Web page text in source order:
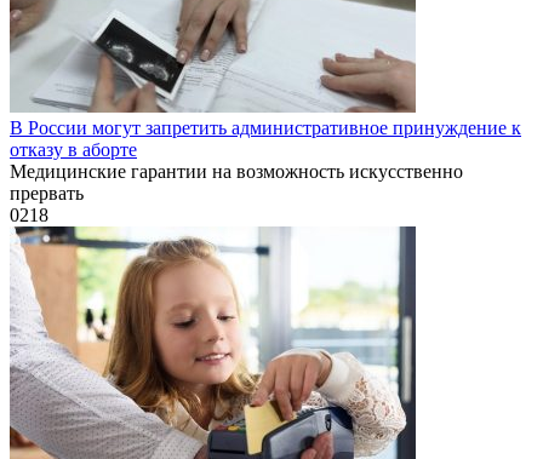
В России могут запретить административное принуждение к
отказу в аборте
Медицинские гарантии на возможность искусственно
прервать
0218